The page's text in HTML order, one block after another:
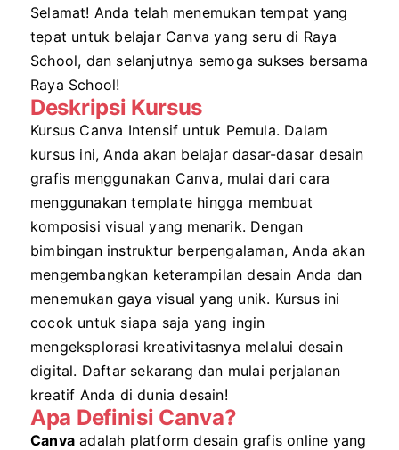
Selamat! Anda telah menemukan tempat yang
tepat untuk belajar Canva yang seru di Raya
School, dan selanjutnya semoga sukses bersama
Raya School!
Deskripsi Kursus
Kursus Canva Intensif untuk Pemula. Dalam
kursus ini, Anda akan belajar dasar-dasar desain
grafis menggunakan Canva, mulai dari cara
menggunakan template hingga membuat
komposisi visual yang menarik. Dengan
bimbingan instruktur berpengalaman, Anda akan
mengembangkan keterampilan desain Anda dan
menemukan gaya visual yang unik. Kursus ini
cocok untuk siapa saja yang ingin
mengeksplorasi kreativitasnya melalui desain
digital. Daftar sekarang dan mulai perjalanan
kreatif Anda di dunia desain!
Apa Definisi Canva?
Canva adalah platform desain grafis online yang